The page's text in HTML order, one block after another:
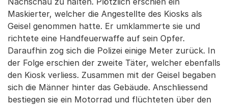
Maskierter, welcher die Angestellte des Kiosks als
Geisel genommen hatte. Er umklammerte sie und
richtete eine Handfeuerwaffe auf sein Opfer.
Daraufhin zog sich die Polizei einige Meter zurück. In
der Folge erschien der zweite Täter, welcher ebenfalls
den Kiosk verliess. Zusammen mit der Geisel begaben
sich die Männer hinter das Gebäude. Anschliessend
bestiegen sie ein Motorrad und flüchteten über den